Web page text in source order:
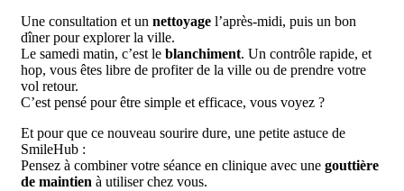
Une consultation et un nettoyage l’après-midi, puis un bon
dîner pour explorer la ville.
Le samedi matin, c’est le blanchiment. Un contrôle rapide, et
hop, vous êtes libre de profiter de la ville ou de prendre votre
vol retour.
C’est pensé pour être simple et efficace, vous voyez ?
Et pour que ce nouveau sourire dure, une petite astuce de
SmileHub :
Pensez à combiner votre séance en clinique avec une gouttière
de maintien à utiliser chez vous.